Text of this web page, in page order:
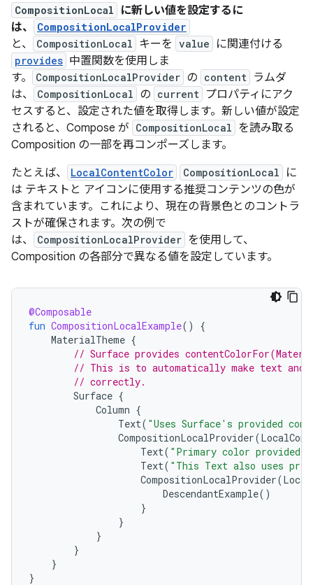
CompositionLocal
に新しい値を設定するに
は、
CompositionLocalProvider
と、 CompositionLocal キーを value に関連付ける
provides 中置関数を使用しま
す。
CompositionLocalProvider の content ラムダ
は、
CompositionLocal の current プロパティにアク
セスすると、設定された値を取得します。新しい値が設定
されると、Compose が CompositionLocal を読み取る
Composition の一部を再コンポーズします。
たとえば、
LocalContentColor CompositionLocal
に
は テキストと アイコンに使用する推奨コンテンツの色が
含まれています。これにより、現在の背景色とのコントラ
ストが確保されます。次の例で
は、
CompositionLocalProvider を使用して、
Composition の各部分で異なる値を設定しています。
@Composable
fun CompositionLocalExample()
{
MaterialTheme {
// Surface provides
// This is to automatically make text and
// correctly.
Surface {
Column {
Text( "Uses Surface's provided
CompositionLocalProvider(
Text( "Primary color provided
Text( "This Text also uses
CompositionLocalProvider(
DescendantExample()
}
}
}
}
}
}